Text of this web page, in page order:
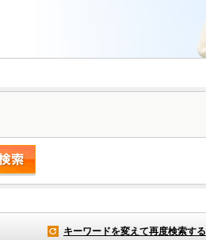
キーワードを変えて再度検索する